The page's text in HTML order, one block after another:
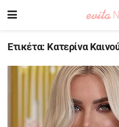
Ετικέτα: Κατερίνα